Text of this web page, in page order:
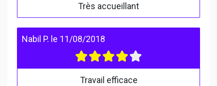
Très accueillant
Nabil P. le 11/08/2018
Travail efficace